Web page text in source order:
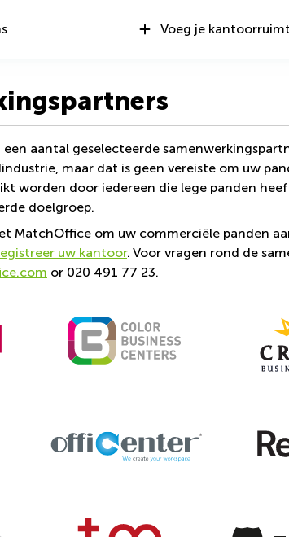
Voeg je
aantal geselecteerde
maar dat is geen vereiste om uw
worden door iedereen die lege panden
doelgroep.
MatchOffice om uw commerciële panden
uw kantoor. Voor vragen rond de
or 020 491 77 23.